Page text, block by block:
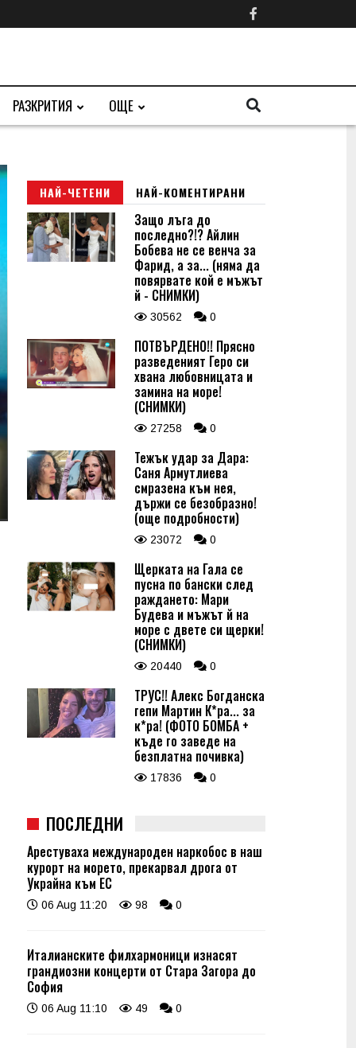
РАЗКРИТИЯ ОЩЕ
НАЙ-ЧЕТЕНИ НАЙ-КОМЕНТИРАНИ
Защо лъга до
последно?!? Айлин
Бобева не се венча за
Фарид, а за... (няма да
повярвате кой е мъжът
й - СНИМКИ)
30562 0
ПОТВЪРДЕНО!! Прясно
разведеният Геро си
хвана любовницата и
замина на море!
(СНИМКИ)
27258 0
Тежък удар за Дара:
Саня Армутлиева
смразена към нея,
държи се безобразно!
(още подробности)
23072 0
Щерката на Гала се
пусна по бански след
раждането: Мари
Будева и мъжът й на
море с двете си щерки!
(СНИМКИ)
20440 0
ТРУС!! Алекс Богданска
гепи Мартин К*ра... за
к*ра! (ФОТО БОМБА +
къде го заведе на
безплатна почивка)
17836 0
ПОСЛЕДНИ
Арестуваха международен наркобос в наш
курорт на морето, прекарвал дрога от
Украйна към ЕС
06 Aug 11:20 98 0
Италианските филхармоници изнасят
грандиозни концерти от Стара Загора до
София
06 Aug 11:10 49 0